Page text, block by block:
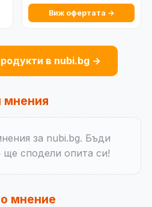
Виж офертата →
в nubi.bg →
мнения
за nubi.bg. Бъди
ще сподели опита си!
мнение